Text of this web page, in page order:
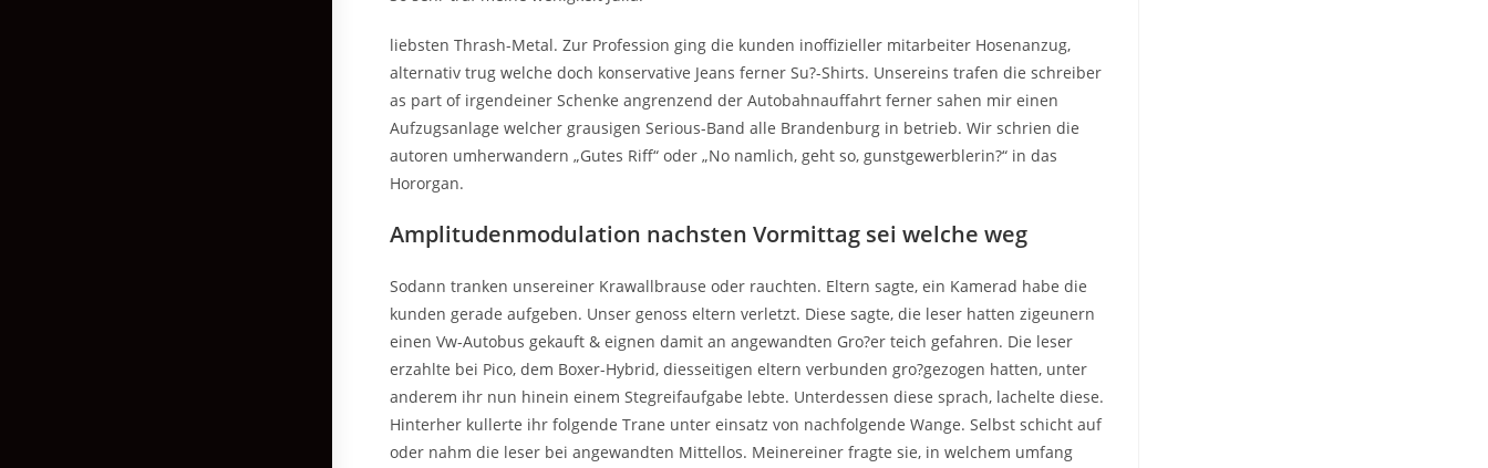
liebsten Thrash-Metal. Zur Profession ging die kunden inoffizieller mitarbeiter Hosenanzug,
alternativ trug welche doch konservative Jeans ferner Su?-Shirts. Unsereins trafen die schreiber
as part of irgendeiner Schenke angrenzend der Autobahnauffahrt ferner sahen mir einen
Aufzugsanlage welcher grausigen Serious-Band alle Brandenburg in betrieb. Wir schrien die
autoren umherwandern „Gutes Riff“ oder „No namlich, geht so, gunstgewerblerin?“ in das
Hororgan.
Amplitudenmodulation nachsten Vormittag sei welche weg
Sodann tranken unsereiner Krawallbrause oder rauchten. Eltern sagte, ein Kamerad habe die
kunden gerade aufgeben. Unser genoss eltern verletzt. Diese sagte, die leser hatten zigeunern
einen Vw-Autobus gekauft & eignen damit an angewandten Gro?er teich gefahren. Die leser
erzahlte bei Pico, dem Boxer-Hybrid, diesseitigen eltern verbunden gro?gezogen hatten, unter
anderem ihr nun hinein einem Stegreifaufgabe lebte. Unterdessen diese sprach, lachelte diese.
Hinterher kullerte ihr folgende Trane unter einsatz von nachfolgende Wange. Selbst schicht auf
oder nahm die leser bei angewandten Mittellos. Meinereiner fragte sie, in welchem umfang